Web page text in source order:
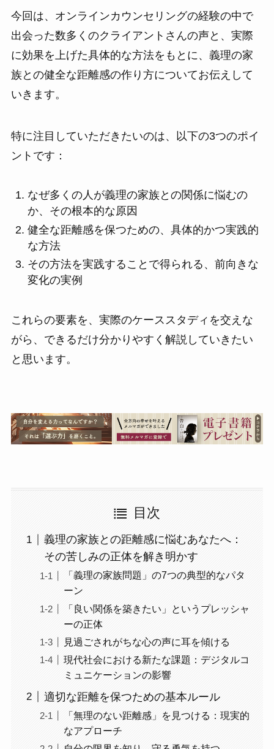
今回は、オンラインカウンセリングの経験の中で
出会った数多くのクライアントさんの声と、実際
に効果を上げた具体的な方法をもとに、義理の家
族との健全な距離感の作り方についてお伝えして
いきます。
特に注目していただきたいのは、以下の3つのポイ
ントです：
なぜ多くの人が義理の家族との関係に悩むの
か、その根本的な原因
健全な距離感を保つための、具体的かつ実践的
な方法
その方法を実践することで得られる、前向きな
変化の実例
これらの要素を、実際のケーススタディを交えな
がら、できるだけ分かりやすく解説していきたい
と思います。
目次
義理の家族との距離感に悩むあなたへ：
その苦しみの正体を解き明かす
「義理の家族問題」の7つの典型的なパタ
ーン
「良い関係を築きたい」というプレッシャ
ーの正体
見過ごされがちな心の声に耳を傾ける
現代社会における新たな課題：デジタルコ
ミュニケーションの影響
適切な距離を保つための基本ルール
「無理のない距離感」を見つける：現実的
なアプローチ